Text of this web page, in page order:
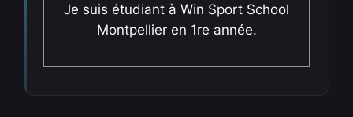
Je suis étudiant à Win Sport School
Montpellier en 1re année.